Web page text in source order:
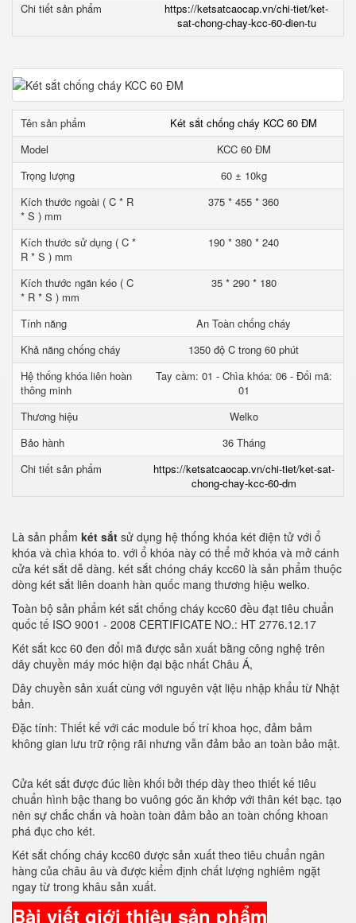
Chi tiết sản phẩm
https://ketsatcaocap.vn/chi-tiet/ket-
sat-chong-chay-kcc-60-dien-tu
Tên sản phẩm
Két sắt chống cháy KCC 60 ĐM
Model
KCC 60 ĐM
Trọng lượng
60 ± 10kg
Kích thước ngoài ( C * R
* S ) mm
375 * 455 * 360
Kích thước sử dụng ( C *
R * S ) mm
190 * 380 * 240
Kích thước ngăn kéo ( C
* R * S ) mm
35 * 290 * 180
Tính năng
An Toàn chống cháy
Khả năng chống cháy
1350 độ C trong 60 phút
Hệ thống khóa liên hoàn
thông minh
Tay cầm: 01 - Chìa khóa: 06 - Đổi mã:
01
Thương hiệu
Welko
Bảo hành
36 Tháng
Chi tiết sản phẩm
https://ketsatcaocap.vn/chi-tiet/ket-sat-
chong-chay-kcc-60-dm
Là sản phẩm két sắt sử dụng hệ thống khóa két điện tử với ổ
khóa và chìa khóa to. với ổ khóa này có thể mở khóa và mở cánh
cửa két sắt dễ dàng. két sắt chóng cháy kcc60 là sản phẩm thuộc
dòng két sắt liên doanh hàn quốc mang thương hiệu welko.
Toàn bộ sản phẩm két sắt chống cháy kcc60 đều đạt tiêu chuẩn
quốc tế ISO 9001 - 2008 CERTIFICATE NO.: HT 2776.12.17
Két sắt kcc 60 đen đổi mã được sản xuất bằng công nghệ trên
dây chuyền máy móc hiện đại bậc nhất Châu Á,
Dây chuyền sản xuất cùng với nguyên vật liệu nhập khẩu từ Nhật
bản.
Đặc tính: Thiết kế với các module bố trí khoa học, đảm bảm
không gian lưu trữ rộng rãi nhưng vẫn đảm bảo an toàn bảo mật.
Cửa két sắt được đúc liền khối bởi thép dày theo thiết kế tiêu
chuẩn hình bậc thang bo vuông góc ăn khớp với thân két bạc. tạo
nên sự chắc chắn và hoàn toàn đảm bảo an toàn chống khoan
phá đục cho két.
Két sắt chống cháy kcc60 được sản xuất theo tiêu chuẩn ngân
hàng của châu âu và được kiểm định chất lượng nghiêm ngặt
ngay từ trong khâu sản xuất.
Bài viết giới thiệu sản phẩm